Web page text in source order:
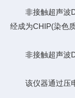
非接触超声波
经成为CHIP(染色
非接触超声波
该仪器通过压电